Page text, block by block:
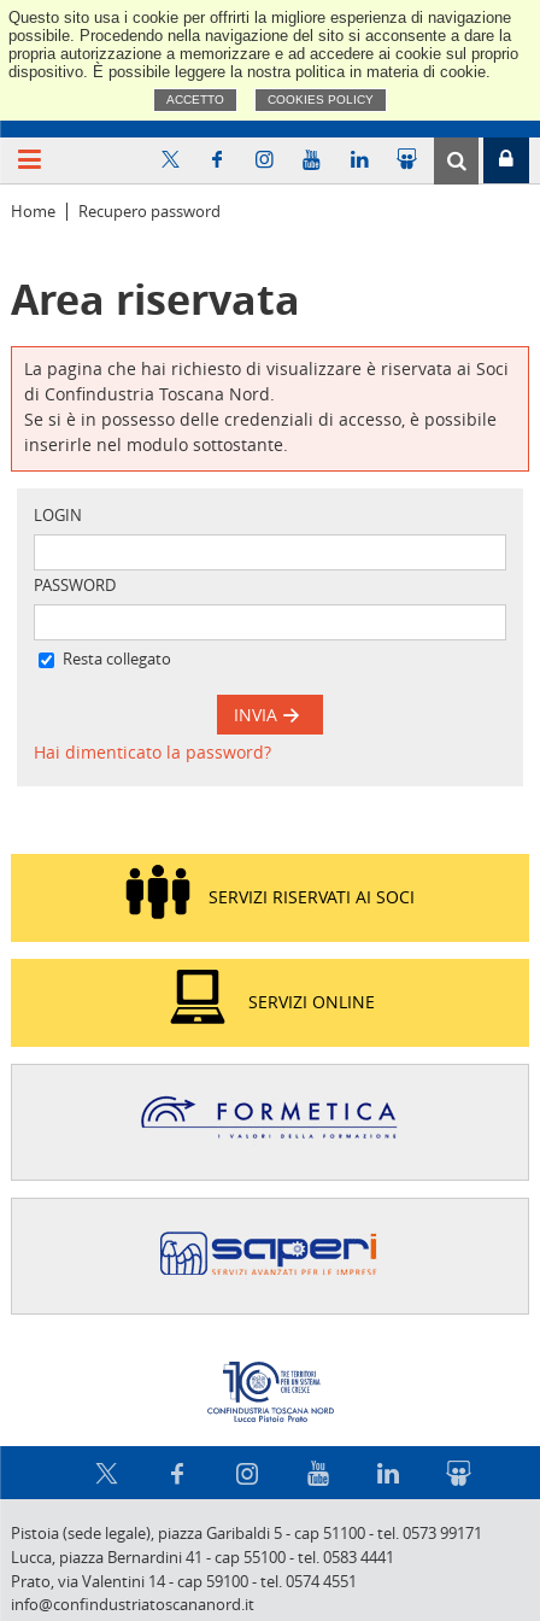
Questo sito usa i cookie per offrirti la migliore esperienza di navigazione
possibile. Procedendo nella navigazione del sito si acconsente a dare la
propria autorizzazione a memorizzare e ad accedere ai cookie sul proprio
dispositivo. È possibile leggere la nostra politica in materia di cookie.
ACCETTO COOKIES POLICY
Home Recupero password
Area riservata
La pagina che hai richiesto di visualizzare è riservata ai Soci
di Confindustria Toscana Nord.
Se si è in possesso delle credenziali di accesso, è possibile
inserirle nel modulo sottostante.
LOGIN
PASSWORD
Resta collegato
INVIA
Hai dimenticato la password?
SERVIZI RISERVATI AI SOCI
SERVIZI ONLINE
Pistoia (sede legale), piazza Garibaldi 5-cap 51100-tel. 0573 99171
Lucca, piazza Bernardini 41 -cap 55100-tel. 0583 4441
Prato,via Valentini 14-cap 59100-tel. 0574 4551
info@confindustriatoscananord.it